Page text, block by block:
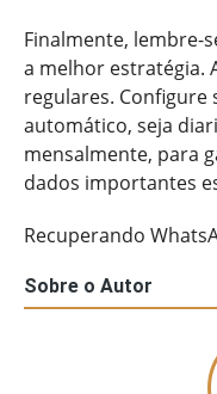
Finalmente, lembre-
a melhor estratégia.
regulares. Configure
automático, seja
mensalmente, para
dados importantes
Recuperando
Sobre o Autor